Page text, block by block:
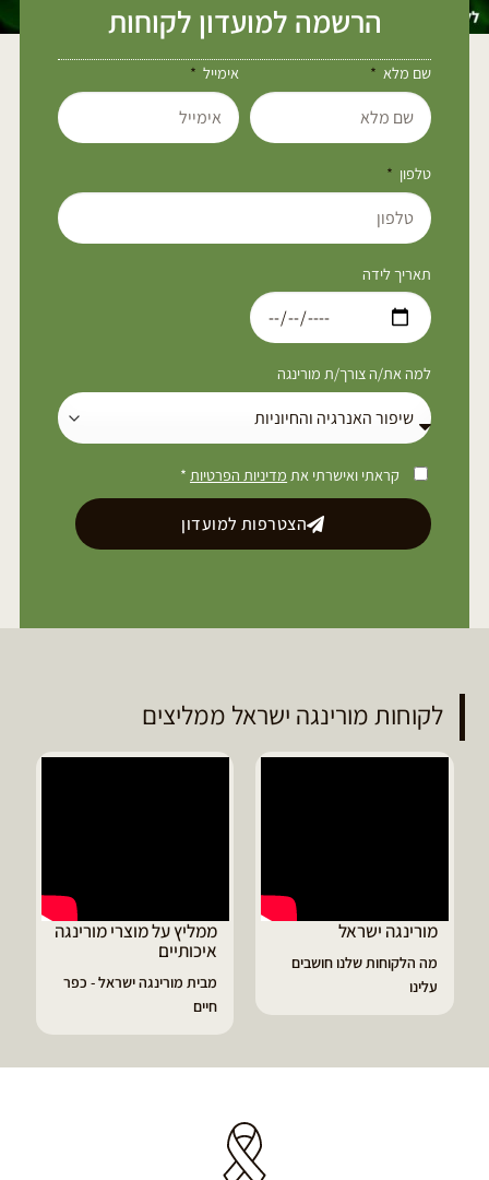
הרשמה למועדון לקוחות
שם מלא אימייל
טלפון
תאריך לידה
למה את/ה צורך/ת מורינגה
קראתי ואישרתי את מדיניות הפרטיות*
הצטרפות למועדון
לקוחות מורינגה ישראל ממליצים
מורינגה ישראל
מה הלקוחות שלנו חושבים
עלינו
ממליץ על מוצרי מורינגה
איכותיים
מבית מורינגה ישראל - כפר
חיים